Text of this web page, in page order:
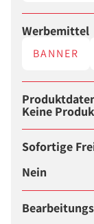
Werbemittel
BANNER
Keine
Sofortige
Nein